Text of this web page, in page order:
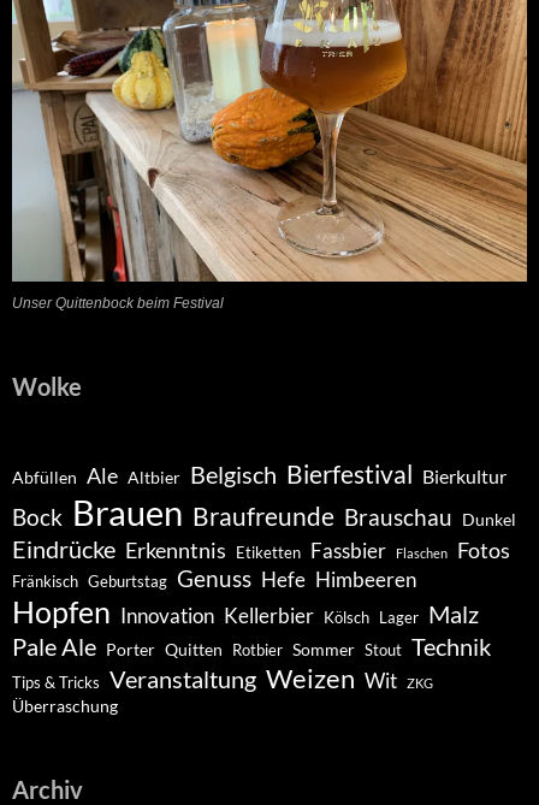
Unser Quittenbock beim Festival
Wolke
Abfüllen Ale Altbier Belgisch Bierfestival Bierkultur
Bock Brauen Braufreunde Brauschau Dunkel
Eindrücke Erkenntnis Etiketten Fassbier Flaschen Fotos
Fränkisch Geburtstag Genuss Hefe Himbeeren
Hopfen Innovation Kellerbier Kölsch Lager Malz
Pale Ale Porter Quitten Rotbier Sommer Stout Technik
Tips & Tricks Veranstaltung Weizen Wit ZKG
Überraschung
Archiv